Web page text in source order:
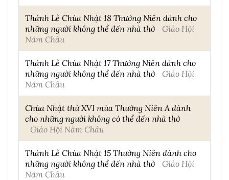
Thánh Lễ Chúa Nhật 18 Thường Niên dành cho
những người không thể đến nhà thờ
Giáo Hội
Năm Châu
Thánh Lễ Chúa Nhật 17 Thường Niên dành cho
những người không thể đến nhà thờ
Giáo Hội
Năm Châu
Chúa Nhật thứ XVI mùa Thường Niên A dành
cho những người không có thể đến nhà thờ
Giáo Hội Năm Châu
Thánh Lễ Chúa Nhật 15 Thường Niên dành cho
những người không thể đến nhà thờ
Giáo Hội
Năm Châu